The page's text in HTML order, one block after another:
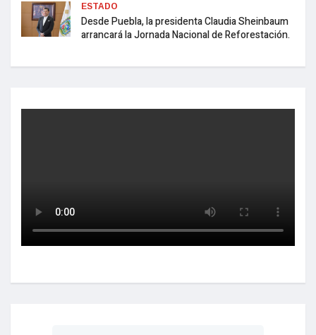
ESTADO
Desde Puebla, la presidenta Claudia Sheinbaum
arrancará la Jornada Nacional de Reforestación.